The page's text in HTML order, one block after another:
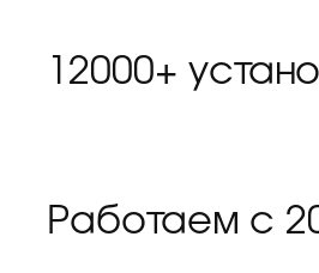
12000+
Работаем с